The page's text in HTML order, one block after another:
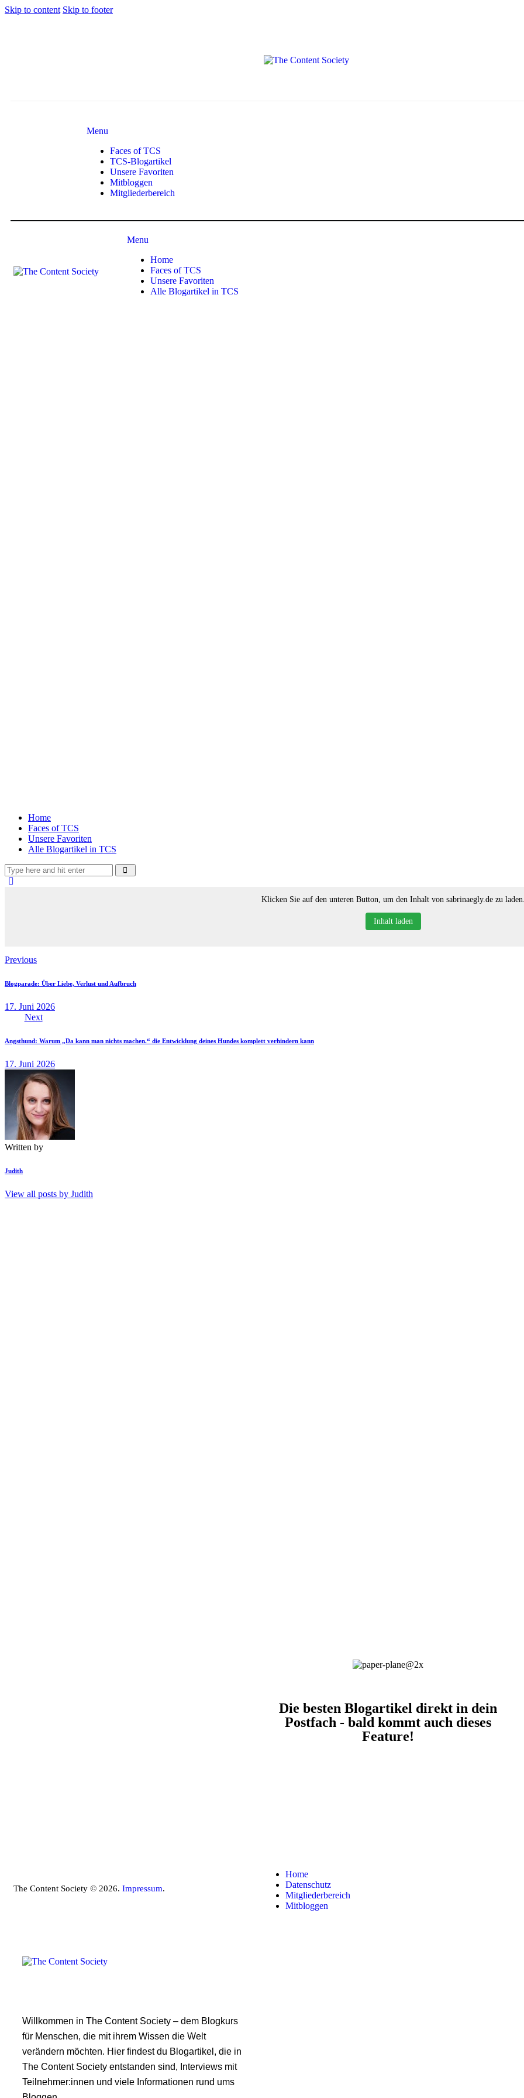
Skip to content Skip to footer
Menu
Faces of TCS
TCS-Blogartikel
Unsere Favoriten
Mitbloggen
Mitgliederbereich
Menu
Home
Faces of TCS
Unsere Favoriten
Alle Blogartikel in TCS
Home
Faces of TCS
Unsere Favoriten
Alle Blogartikel in TCS
Klicken Sie auf den unteren Button, um den Inhalt von sabrinaegly.de zu
Inhalt laden
Previous
Blogparade: Über Liebe, Verlust und Aufbruch
17. Juni 2026
Next
Angsthund: Warum „Da kann man nichts machen.“ die Entwicklung deines Hundes komplett verhindern kann
17. Juni 2026
Written by
Judith
View all posts by Judith
Die besten Blogartikel direkt in dein
Postfach - bald kommt auch dieses
Feature!
The Content Society © 2026. Impressum.
Home
Datenschutz
Mitgliederbereich
Mitbloggen
Willkommen in The Content Society – dem Blogkurs
für Menschen, die mit ihrem Wissen die Welt
verändern möchten. Hier findest du Blogartikel, die in
The Content Society entstanden sind, Interviews mit
Teilnehmer:innen und viele Informationen rund ums